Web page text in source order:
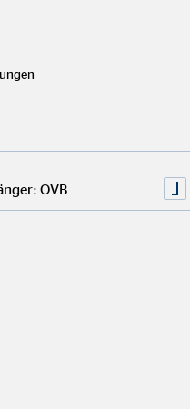
sich im
Sie erhalten dort
in den Bereichen
ist immer, die Kinder
oder sie innerhalb ihrer
SOS-
OVB